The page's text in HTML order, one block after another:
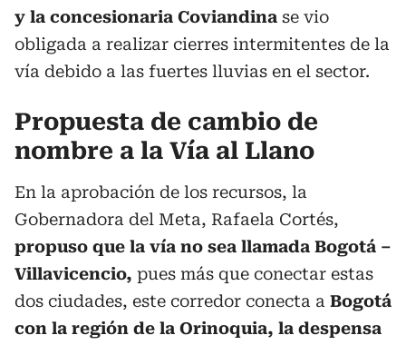
y la concesionaria Coviandina se vio
obligada a realizar cierres intermitentes de la
vía debido a las fuertes lluvias en el sector.
Propuesta de cambio de
nombre a la Vía al Llano
En la aprobación de los recursos, la
Gobernadora del Meta, Rafaela Cortés,
propuso que la vía no sea llamada Bogotá –
Villavicencio, pues más que conectar estas
dos ciudades, este corredor conecta a Bogotá
con la región de la Orinoquia, la despensa